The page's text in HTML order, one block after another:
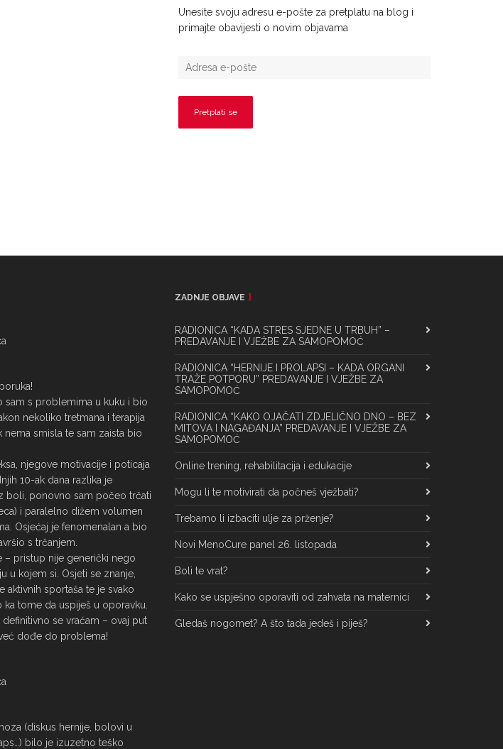
Unesite svoju adresu e-pošte za pretplatu na blog i
primajte obavijesti o novim objavama
sam s problemima u kuku i bio
nekoliko tretmana i terapija
smisla te sam zaista bio
njegove motivacije i poticaja
10-ak dana razlika je
boli, ponovno sam počeo trčati
i paralelno dižem volumen
Osjećaj je fenomenalan a bio
s trčanjem.
– pristup nije generički nego
u kojem si. Osjeti se znanje,
aktivnih sportaša te je svako
tome da uspiješ u oporavku.
definitivno se vraćam – ovaj put
dođe do problema!
(diskus hernije, bolovi u
bilo je izuzetno teško
ZADNJE OBJAVE
RADIONICA “KADA STRES SJEDNE U TRBUH” –
PREDAVANJE I VJEŽBE ZA SAMOPOMOĆ
RADIONICA “HERNIJE I PROLAPSI – KADA ORGANI
TRAŽE POTPORU” PREDAVANJE I VJEŽBE ZA
SAMOPOMOĆ
RADIONICA “KAKO OJAČATI ZDJELIČNO DNO – BEZ
MITOVA I NAGAĐANJA” PREDAVANJE I VJEŽBE ZA
SAMOPOMOĆ
Online trening, rehabilitacija i edukacije
Mogu li te motivirati da počneš vježbati?
Trebamo li izbaciti ulje za prženje?
Novi MenoCure panel 26. listopada
Boli te vrat?
Kako se uspješno oporaviti od zahvata na maternici
Gledaš nogomet? A što tada jedeš i piješ?